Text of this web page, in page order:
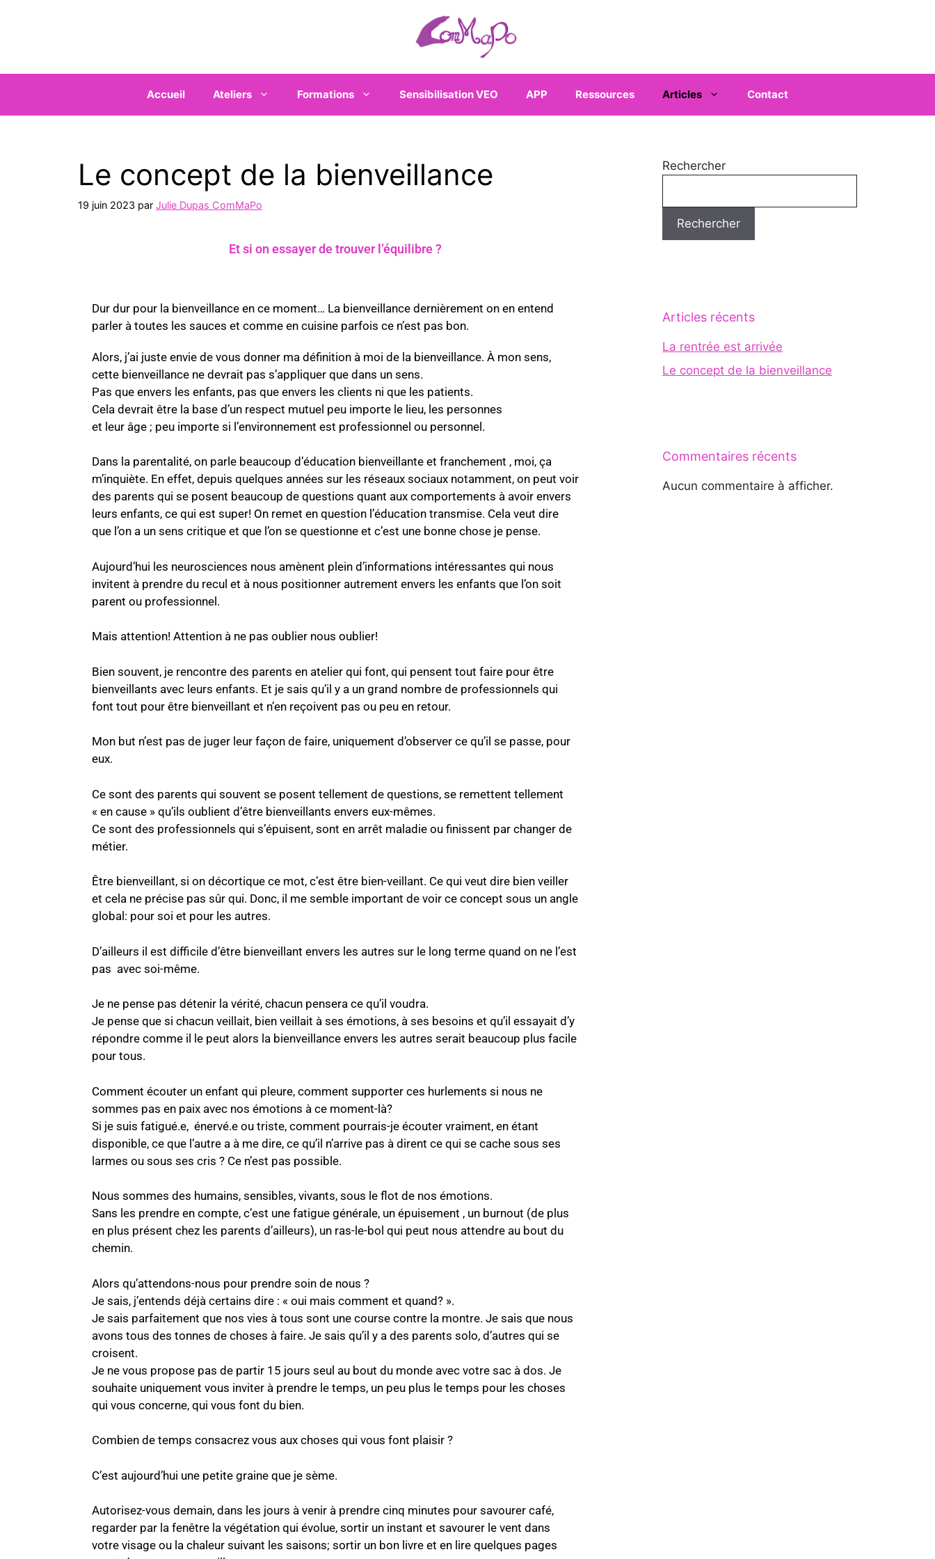
Accueil Ateliers Formations Sensibilisation VEO APP Ressources Articles Contact
Le concept de la bienveillance
19 juin 2023 par Julie Dupas ComMaPo
Et si on essayer de trouver l’équilibre ?
Dur dur pour la bienveillance en ce moment… La bienveillance dernièrement on en entend
parler à toutes les sauces et comme en cuisine parfois ce n’est pas bon.
Alors, j’ai juste envie de vous donner ma définition à moi de la bienveillance. À mon sens,
cette bienveillance ne devrait pas s’appliquer que dans un sens.
Pas que envers les enfants, pas que envers les clients ni que les patients.
Cela devrait être la base d’un respect mutuel peu importe le lieu, les personnes
et leur âge ; peu importe si l’environnement est professionnel ou personnel.
Dans la parentalité, on parle beaucoup d’éducation bienveillante et franchement , moi, ça
m’inquiète. En effet, depuis quelques années sur les réseaux sociaux notamment, on peut voir
des parents qui se posent beaucoup de questions quant aux comportements à avoir envers
leurs enfants, ce qui est super! On remet en question l’éducation transmise. Cela veut dire
que l’on a un sens critique et que l’on se questionne et c’est une bonne chose je pense.
Aujourd’hui les neurosciences nous amènent plein d’informations intéressantes qui nous
invitent à prendre du recul et à nous positionner autrement envers les enfants que l’on soit
parent ou professionnel.
Mais attention! Attention à ne pas oublier nous oublier!
Bien souvent, je rencontre des parents en atelier qui font, qui pensent tout faire pour être
bienveillants avec leurs enfants. Et je sais qu’il y a un grand nombre de professionnels qui
font tout pour être bienveillant et n’en reçoivent pas ou peu en retour.
Mon but n’est pas de juger leur façon de faire, uniquement d’observer ce qu’il se passe, pour
eux.
Ce sont des parents qui souvent se posent tellement de questions, se remettent tellement
« en cause » qu’ils oublient d’être bienveillants envers eux-mêmes.
Ce sont des professionnels qui s’épuisent, sont en arrêt maladie ou finissent par changer de
métier.
Être bienveillant, si on décortique ce mot, c’est être bien-veillant. Ce qui veut dire bien veiller
et cela ne précise pas sûr qui. Donc, il me semble important de voir ce concept sous un angle
global: pour soi et pour les autres.
D’ailleurs il est difficile d’être bienveillant envers les autres sur le long terme quand on ne l’est
pas avec soi-même.
Je ne pense pas détenir la vérité, chacun pensera ce qu’il voudra.
Je pense que si chacun veillait, bien veillait à ses émotions, à ses besoins et qu’il essayait d’y
répondre comme il le peut alors la bienveillance envers les autres serait beaucoup plus facile
pour tous.
Comment écouter un enfant qui pleure, comment supporter ces hurlements si nous ne
sommes pas en paix avec nos émotions à ce moment-là?
Si je suis fatigué.e, énervé.e ou triste, comment pourrais-je écouter vraiment, en étant
disponible, ce que l’autre a à me dire, ce qu’il n’arrive pas à dirent ce qui se cache sous ses
larmes ou sous ses cris ? Ce n’est pas possible.
Nous sommes des humains, sensibles, vivants, sous le flot de nos émotions.
Sans les prendre en compte, c’est une fatigue générale, un épuisement , un burnout (de plus
en plus présent chez les parents d’ailleurs), un ras-le-bol qui peut nous attendre au bout du
chemin.
Alors qu’attendons-nous pour prendre soin de nous ?
Je sais, j’entends déjà certains dire : « oui mais comment et quand? ».
Je sais parfaitement que nos vies à tous sont une course contre la montre. Je sais que nous
avons tous des tonnes de choses à faire. Je sais qu’il y a des parents solo, d’autres qui se
croisent.
Je ne vous propose pas de partir 15 jours seul au bout du monde avec votre sac à dos. Je
souhaite uniquement vous inviter à prendre le temps, un peu plus le temps pour les choses
qui vous concerne, qui vous font du bien.
Combien de temps consacrez vous aux choses qui vous font plaisir ?
C’est aujourd’hui une petite graine que je sème.
Autorisez-vous demain, dans les jours à venir à prendre cinq minutes pour savourer café,
regarder par la fenêtre la végétation qui évolue, sortir un instant et savourer le vent dans
votre visage ou la chaleur suivant les saisons; sortir un bon livre et en lire quelques pages
Rechercher
Rechercher
Articles récents
La rentrée est arrivée
Le concept de la bienveillance
Commentaires récents
Aucun commentaire à afficher.